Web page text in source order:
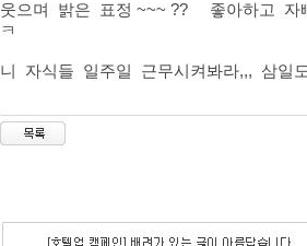
웃으며 밝은 표정 ~~~ ?? 좋아하고 자
ㅋ
니 자식들 일주일 근무시켜봐라,,, 삼일